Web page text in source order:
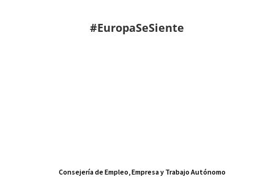
#EuropaSeSiente
Consejería de Empleo, Empresa y Trabajo Autónomo